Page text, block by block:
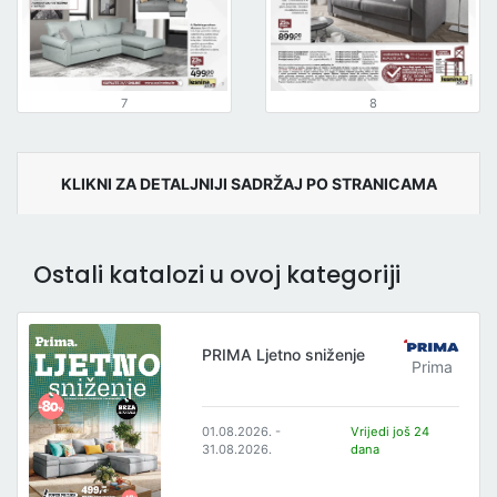
7 8
KLIKNI ZA DETALJNIJI SADRŽAJ PO STRANICAMA
Ostali katalozi u ovoj kategoriji
PRIMA Ljetno sniženje
Prima
01.08.2026. -
31.08.2026.
Vrijedi još 24
dana